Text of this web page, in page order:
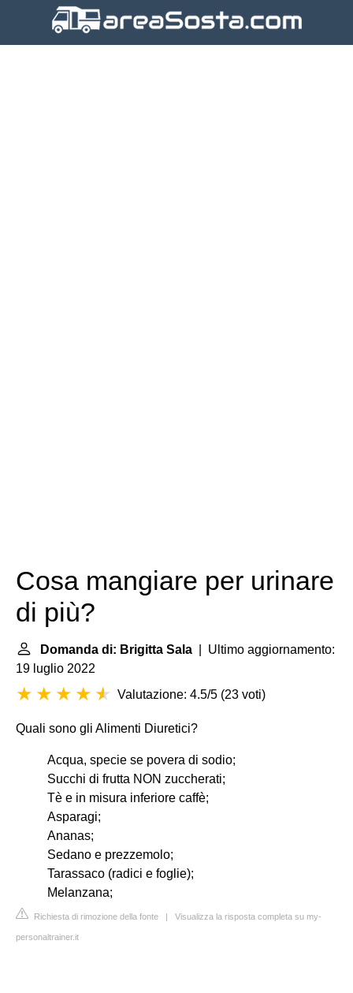
Cosa mangiare per urinare
di più?
Domanda di: Brigitta Sala | Ultimo aggiornamento:
19 luglio 2022
Valutazione: 4.5/5 (23 voti)
Quali sono gli Alimenti Diuretici?
Acqua, specie se povera di sodio;
Succhi di frutta NON zuccherati;
Tè e in misura inferiore caffè;
Asparagi;
Ananas;
Sedano e prezzemolo;
Tarassaco (radici e foglie);
Melanzana;
Richiesta di rimozione della fonte | Visualizza la risposta completa su my-
personaltrainer.it